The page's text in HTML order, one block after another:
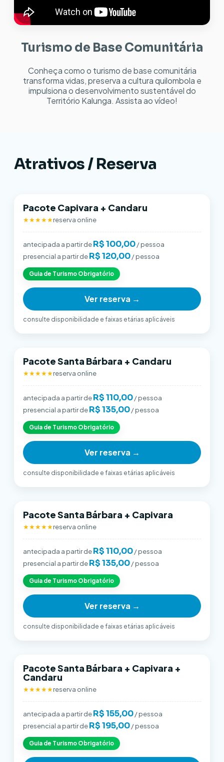
Turismo de Base Comunitária
Conheça como o turismo de base comunitária
transforma vidas, preserva a cultura quilombola e
impulsiona o desenvolvimento sustentável do
Território Kalunga. Assista ao vídeo!
Atrativos / Reserva
Pacote Capivara + Candaru
★★★★★reserva online
antecipada a partir deR$ 100,00/ pessoa
presencial a partir deR$ 120,00/ pessoa
Guia de Turismo Obrigatório
Ver reserva →
consulte disponibilidade e faixas etárias aplicáveis
Pacote Santa Bárbara + Candaru
★★★★★reserva online
antecipada a partir deR$ 110,00/ pessoa
presencial a partir deR$ 135,00/ pessoa
Guia de Turismo Obrigatório
Ver reserva →
consulte disponibilidade e faixas etárias aplicáveis
Pacote Santa Bárbara + Capivara
★★★★★reserva online
antecipada a partir deR$ 110,00/ pessoa
presencial a partir deR$ 135,00/ pessoa
Guia de Turismo Obrigatório
Ver reserva →
consulte disponibilidade e faixas etárias aplicáveis
Pacote Santa Bárbara + Capivara +
Candaru
★★★★★reserva online
antecipada a partir deR$ 155,00/ pessoa
presencial a partir deR$ 195,00/ pessoa
Guia de Turismo Obrigatório